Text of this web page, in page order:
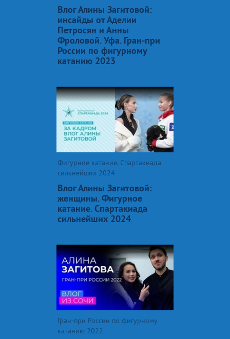
Влог Алины Загитовой:
инсайды от Аделии
Петросян и Анны
Фроловой. Уфа. Гран-при
России по фигурному
катанию 2023
Фигурное катание. Спартакиада
сильнейших 2024
Влог Алины Загитовой:
женщины. Фигурное
катание. Спартакиада
сильнейших 2024
Гран-при России по фигурному
катанию 2022